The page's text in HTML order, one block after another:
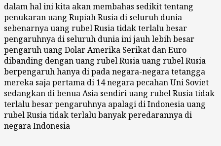
dalam hal ini kita akan membahas sedikit tentang
penukaran uang Rupiah Rusia di seluruh dunia
sebenarnya uang rubel Rusia tidak terlalu besar
pengaruhnya di seluruh dunia ini jauh lebih besar
pengaruh uang Dolar Amerika Serikat dan Euro
dibanding dengan uang rubel Rusia uang rubel Rusia
berpengaruh hanya di pada negara-negara tetangga
mereka saja pertama di 14 negara pecahan Uni Soviet
sedangkan di benua Asia sendiri uang rubel Rusia tidak
terlalu besar pengaruhnya apalagi di Indonesia uang
rubel Rusia tidak terlalu banyak peredarannya di
negara Indonesia